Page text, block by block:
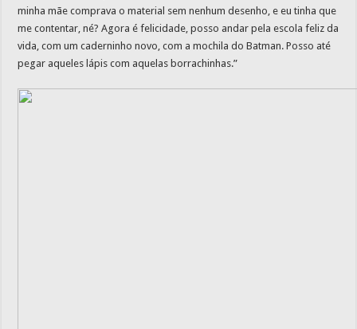
minha mãe comprava o material sem nenhum desenho, e eu tinha que
me contentar, né? Agora é felicidade, posso andar pela escola feliz da
vida, com um caderninho novo, com a mochila do Batman. Posso até
pegar aqueles lápis com aquelas borrachinhas.”